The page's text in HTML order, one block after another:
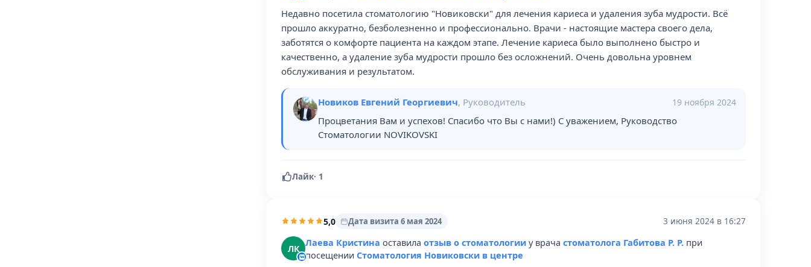
Недавно посетила стоматологию "Новиковски" для лечения кариеса и удаления зуба мудрости. Всё
прошло аккуратно, безболезненно и профессионально. Врачи - настоящие мастера своего дела,
заботятся о комфорте пациента на каждом этапе. Лечение кариеса было выполнено быстро и
качественно, а удаление зуба мудрости прошло без осложнений. Очень довольна уровнем
обслуживания и результатом.
Новиков Евгений Георгиевич, Руководитель 19 ноября 2024
Процветания Вам и успехов! Спасибо что Вы с нами!) C уважением, Руководство
Стоматологии NOVIKOVSKI
Лайк· 1
5,0 Дата визита 6 мая 2024 3 июня 2024 в 16:27
ЛК Лаева Кристина оставила отзыв о стоматологии у врача стоматолога Габитова Р. Р. при
посещении Стоматология Новиковски в центре